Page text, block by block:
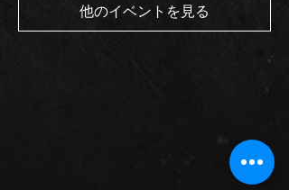
他のイベントを見る